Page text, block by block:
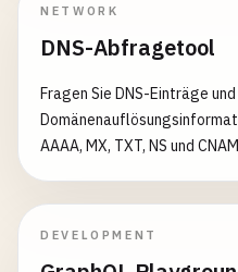
"80"}] [{"column": "name",
NETWORK
DNS-Abfragetool
Fragen Sie DNS-Einträge und
AAAA, MX, TXT, NS und
DEVELOPMENT